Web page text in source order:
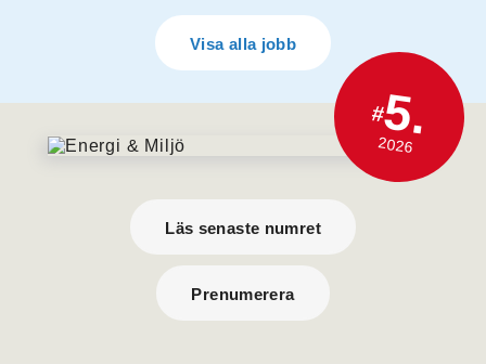
Visa alla jobb
#5.
2026
Läs senaste numret
Prenumerera